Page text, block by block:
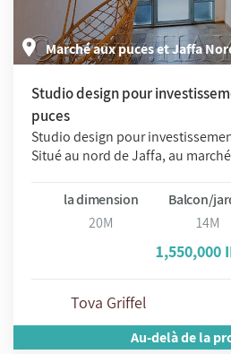
Marché aux puces et Jaffa
Studio design pour
puces
Studio design pour
Situé au nord de Jaffa, au
la dimension
20M
Balcon/
14M
1,550,000
Tova Griffel
Au-delà de la